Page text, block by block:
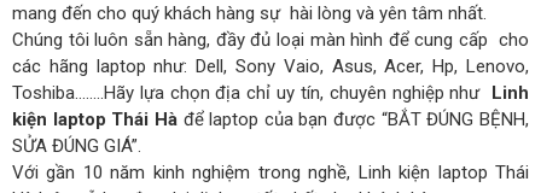
mang đến cho quý khách hàng sự hài lòng và yên tâm nhất.
Chúng tôi luôn sẵn hàng, đầy đủ loại màn hình để cung cấp cho
các hãng laptop như: Dell, Sony Vaio, Asus, Acer, Hp, Lenovo,
Toshiba……..Hãy lựa chọn địa chỉ uy tín, chuyên nghiệp như Linh
kiện laptop Thái Hàđể laptop của bạn được “BẮT ĐÚNG BỆNH,
SỬA ĐÚNG GIÁ”.
Với gần 10 năm kinh nghiệm trong nghề, Linh kiện laptop Thái